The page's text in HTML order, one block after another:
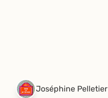
Joséphine Pelletier